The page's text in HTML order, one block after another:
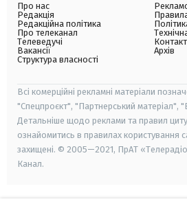
Про нас
Редакція
Редакційна політика
Про телеканал
Телеведучі
Вакансії
Структура власності
Архів
Всі комерційні рекламні матеріали
"Спецпроєкт", "Партнерський матеріал",
Детальніше щодо реклами та правил
ознайомитись в правилах користування
захищені. © 2005—2021, ПрАТ
Канал.